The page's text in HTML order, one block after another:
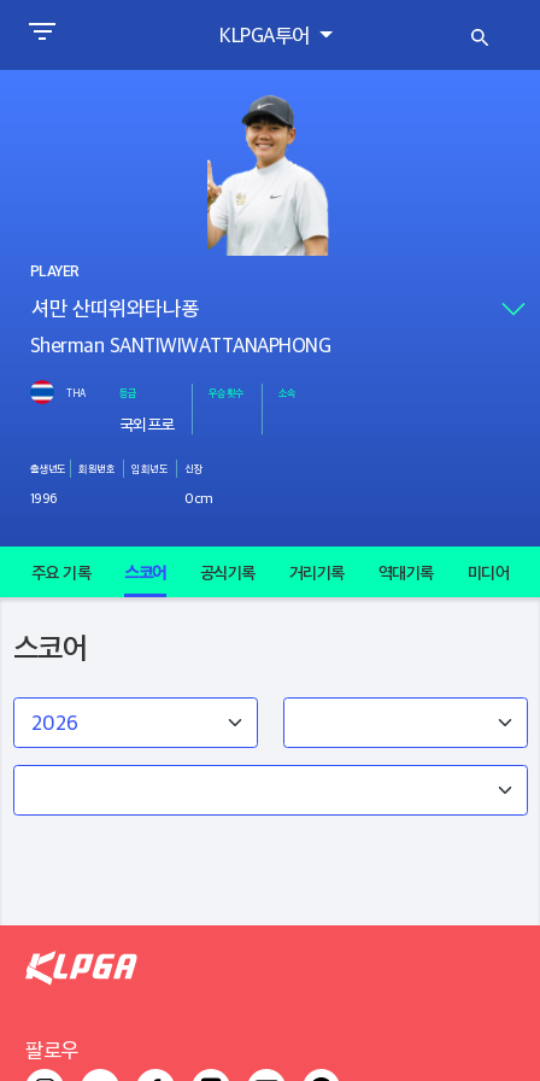
KLPGA투어
PLAYER
Sherman SANTIWIWATTANAPHONG
THA 등급
국외프로
우승횟수 소속
출생년도
1996
회원번호 입회년도 신장
0cm
주요 기록 스코어 공식기록 거리기록 역대기록 미디어
스코어
팔로우